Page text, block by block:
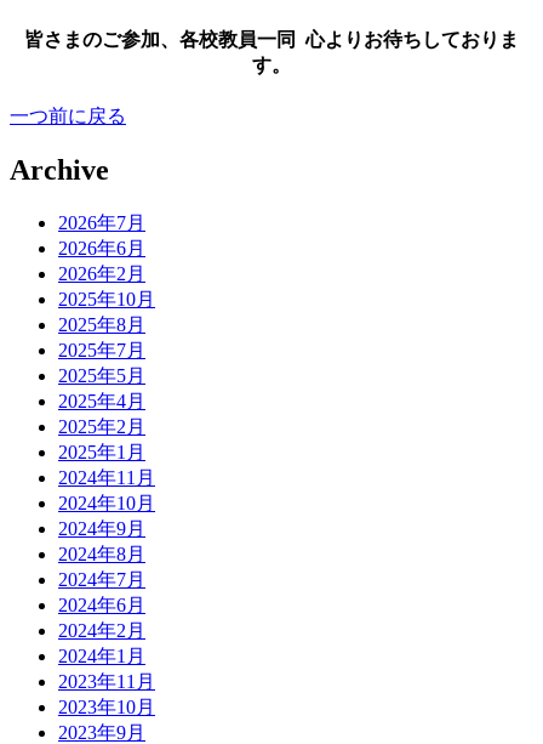
皆さまのご参加、各校教員一同 心よりお待ちしておりま
す。
一つ前に戻る
Archive
2026年7月
2026年6月
2026年2月
2025年10月
2025年8月
2025年7月
2025年5月
2025年4月
2025年2月
2025年1月
2024年11月
2024年10月
2024年9月
2024年8月
2024年7月
2024年6月
2024年2月
2024年1月
2023年11月
2023年10月
2023年9月